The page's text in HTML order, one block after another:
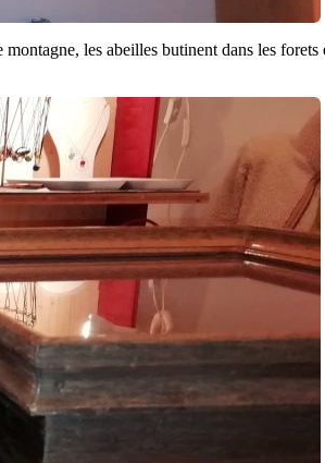
les abeilles butinent dans les forets